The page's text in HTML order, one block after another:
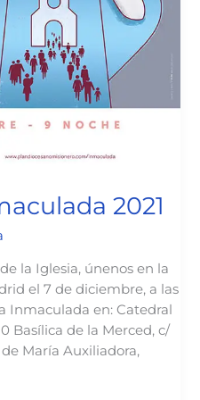
2021
la Iglesia, únenos en la
el 7 de diciembre, a las
Inmaculada en: Catedral
Basílica de la Merced, c/
María Auxiliadora,